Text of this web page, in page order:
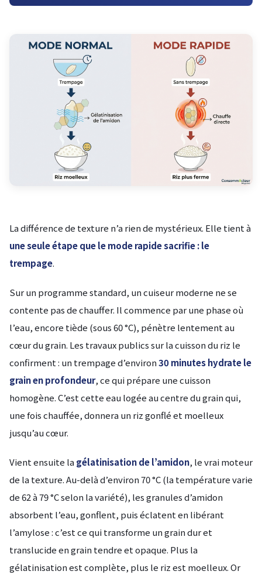
La différence de texture n’a rien de mystérieux. Elle tient à
une seule étape que le mode rapide sacrifie : le
trempage.
Sur un programme standard, un cuiseur moderne ne se
contente pas de chauffer. Il commence par une phase où
l’eau, encore tiède (sous 60 °C), pénètre lentement au
cœur du grain. Les travaux publics sur la cuisson du riz le
confirment : un trempage d’environ30 minutes hydrate le
grain en profondeur, ce qui prépare une cuisson
homogène. C’est cette eau logée au centre du grain qui,
une fois chauffée, donnera un riz gonflé et moelleux
jusqu’au cœur.
Vient ensuite la gélatinisation de l’amidon, le vrai moteur
de la texture. Au-delà d’environ 70 °C (la température varie
de 62 à 79 °C selon la variété), les granules d’amidon
absorbent l’eau, gonflent, puis éclatent en libérant
l’amylose : c’est ce qui transforme un grain dur et
translucide en grain tendre et opaque. Plus la
gélatinisation est complète, plus le riz est moelleux. Or